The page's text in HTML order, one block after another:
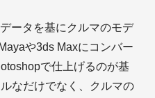
ータを基にクルマのモデ
や3ds Maxにコンバー
で仕上げるのが基
なだけでなく、クルマの